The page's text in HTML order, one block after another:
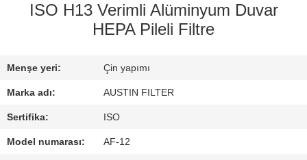
BIZIMLE
ILETIŞIME
GEÇIN
ISO H13 Verimli Alüminyum Duvar
HEPA Pileli Filtre
Menşe yeri: Çin yapımı
Marka adı: AUSTIN FILTER
Sertifika: ISO
Model numarası: AF-12